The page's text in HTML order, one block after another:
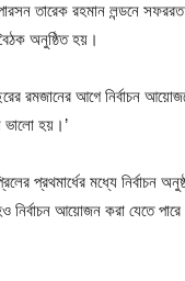
তারেক রহমান লন্ডনে
অনুষ্ঠিত হয়।
রমজানের আগে নির্বাচন
ভালো হয়।’
প্রথমার্ধের মধ্যে
আয়োজন করা যেতে